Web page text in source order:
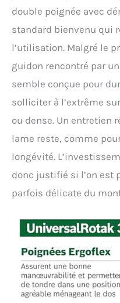
double poignée avec
standard bienvenu qui
l’utilisation. Malgré le
guidon rencontré par
semble conçue pour
solliciter à l’extrême
ou dense. Un entretien
lame reste, comme
longévité.
donc justifié si l’on est
parfois délicate du